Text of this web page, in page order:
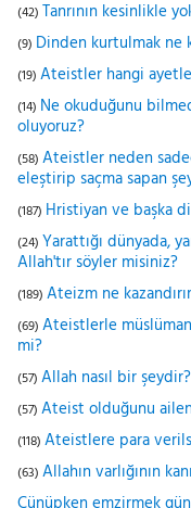
(42) Tanrının kesinlikle
(9) Dinden kurtulmak ne
(19) Ateistler hangi
(14) Ne okuduğunu
oluyoruz?
(58) Ateistler neden
eleştirip saçma sapan
(187) Hristiyan ve başka
(24) Yarattığı dünyada,
Allah'tır söyler misiniz?
(189) Ateizm ne
(69) Ateistlerle
mi?
(57) Allah nasıl bir şeydir?
(57) Ateist olduğunu
(118) Ateistlere para
(63) Allahın varlığının